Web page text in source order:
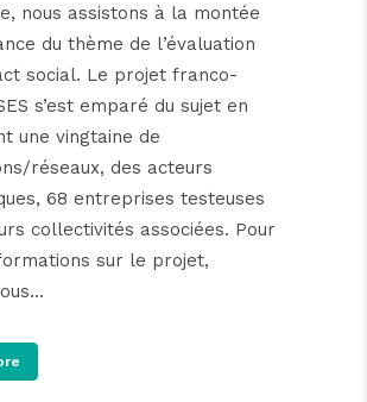
nous assistons à la montée
du thème de l’évaluation
social. Le projet franco-
s’est emparé du sujet en
une vingtaine de
réseaux, des acteurs
68 entreprises testeuses
collectivités associées. Pour
sur le projet,